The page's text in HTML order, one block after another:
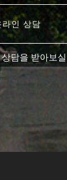
라인 상담
담을 받아보